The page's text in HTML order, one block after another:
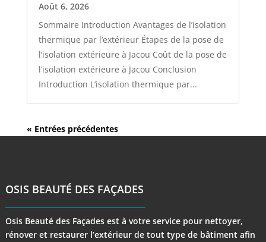
Août 6, 2026
Sommaire Introduction Avantages de l’isolation
thermique par l’extérieur Étapes de la pose de
l’isolation extérieure à Jacou Coût de la pose de
l’isolation extérieure à Jacou Conclusion
Introduction L’isolation thermique par...
« Entrées précédentes
OSIS BEAUTÉ DES FAÇADES
Osis Beauté des Façades est à votre service pour nettoyer,
rénover et restaurer l’extérieur de tout type de bâtiment afin